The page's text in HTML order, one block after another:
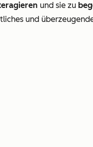
und sie zu
und